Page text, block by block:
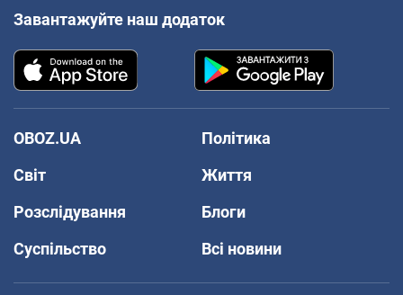
Завантажуйте наш додаток
OBOZ.UA
Політика
Світ
Життя
Розслідування
Блоги
Суспільство
Всі новини